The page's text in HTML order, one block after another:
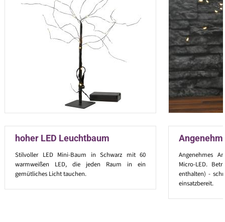
hoher LED Leuchtbaum
Stilvoller LED Mini-Baum in Schwarz mit 60
warmweißen LED, die jeden Raum in ein
gemütliches Licht tauchen.
Angenehmes
Micro-LED.
enthalten) -
einsatzbereit.